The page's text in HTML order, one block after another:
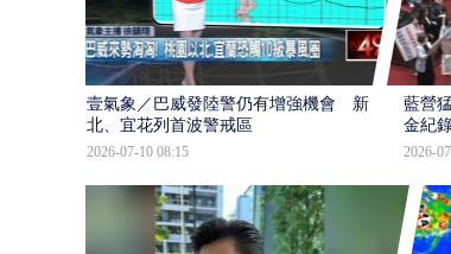
壹氣象／巴威發陸警仍有增強機會 新
北、宜花列首波警戒區
2026-07-10 08:15
藍營
金紀
2026-